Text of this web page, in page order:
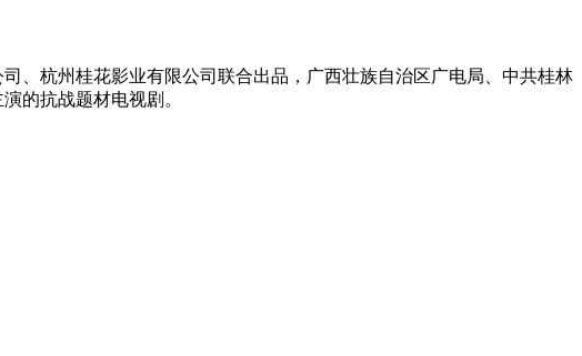
、杭州桂花影业有限公司联合出品，广西壮族自治区广电局、中共桂林
的抗战题材电视剧。